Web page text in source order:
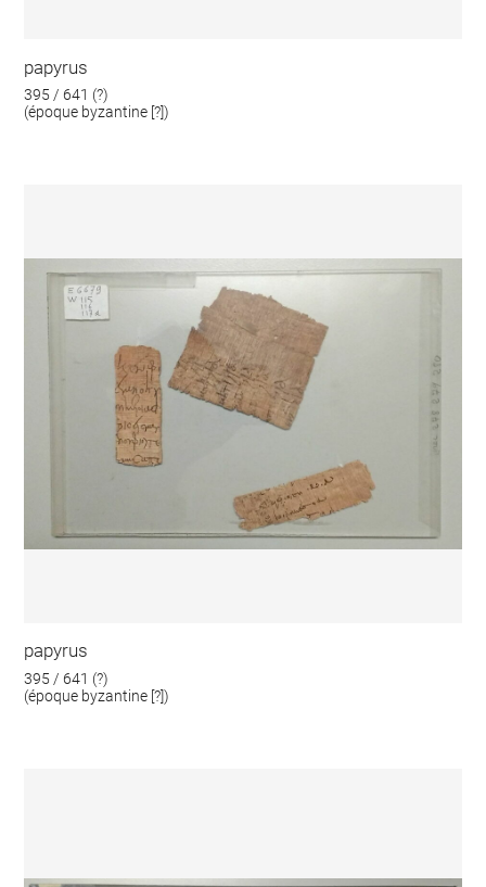
papyrus
395 / 641 (?)
(époque byzantine [?])
papyrus
395 / 641 (?)
(époque byzantine [?])